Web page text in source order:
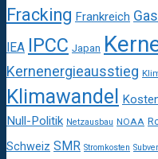
Fracking Frankreich
IEA IPCC Japan
Kernenergieausstieg
Klimawandel
Null-Politik Netzausbau NOAA
Schweiz SMR Stromkosten